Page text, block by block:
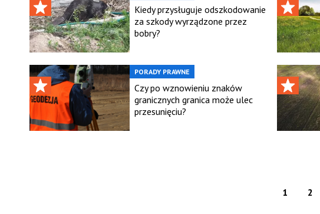
Kiedy przysługuje odszkodowanie
za szkody wyrządzone przez
bobry?
PORADY PRAWNE
Czy po wznowieniu znaków
granicznych granica może ulec
przesunięciu?
1 2